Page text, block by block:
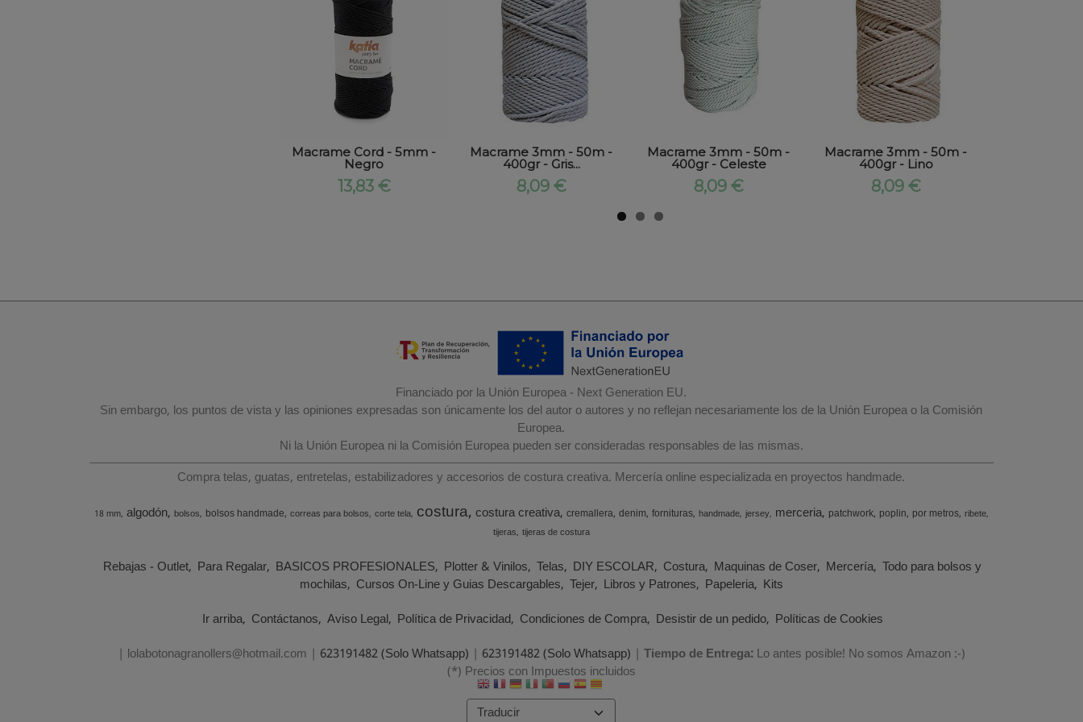
Macrame Cord - 5mm -
Negro
13,83 €
Macrame 3mm - 50m -
400gr - Gris...
8,09 €
Macrame 3mm - 50m -
400gr - Celeste
8,09 €
Macrame 3mm - 50m -
400gr - Lino
8,09 €
Financiado por la Unión Europea - Next Generation EU.
Sin embargo, los puntos de vista y las opiniones expresadas son únicamente los del autor o autores y no reflejan necesariamente los de la Unión Europea o la Comisión
Europea.
Ni la Unión Europea ni la Comisión Europea pueden ser consideradas responsables de las mismas.
Compra telas, guatas, entretelas, estabilizadores y accesorios de costura creativa. Mercería online especializada en proyectos handmade.
18 mm algodón bolsos bolsos handmade correas para bolsos corte tela costura costura creativa cremallera denim fornituras handmade jersey merceria patchwork poplin por metros ribete
tijeras tijeras de costura
Rebajas - Outlet Para Regalar BASICOS PROFESIONALES Plotter & Vinilos Telas DIY ESCOLAR Costura Maquinas de Coser Mercería Todo para bolsos y
mochilas Cursos On-Line y Guias Descargables Tejer Libros y Patrones Papeleria Kits
Ir arriba Contáctanos Aviso Legal Política de Privacidad Condiciones de Compra Desistir de un pedido Políticas de Cookies
| lolabotonagranollers@hotmail.com | 623191482 (Solo Whatsapp) | 623191482 (Solo Whatsapp) | Tiempo de Entrega:Lo antes posible! No somos Amazon :-)
(*) Precios con Impuestos incluidos